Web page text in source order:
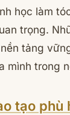
học làm
trọng.
tảng
mình trong
tạo phù